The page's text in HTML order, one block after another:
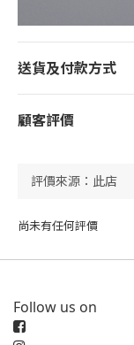
送貨及付款方式
顧客評價
尚未有任何評價
Follow us on